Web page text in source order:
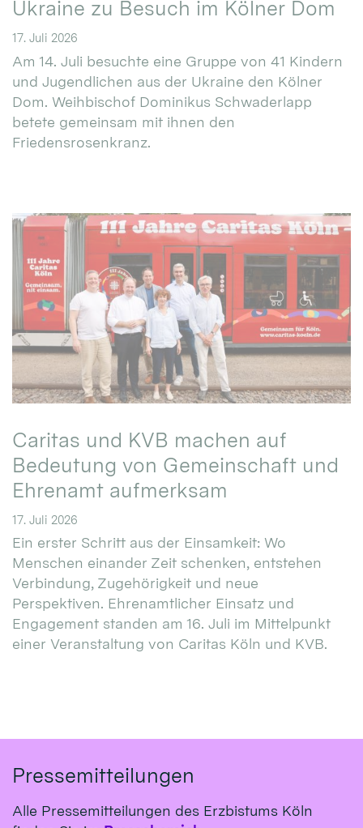
Ukraine zu Besuch im Kölner Dom
17. Juli 2026
Am 14. Juli besuchte eine Gruppe von 41 Kindern
und Jugendlichen aus der Ukraine den Kölner
Dom. Weihbischof Dominikus Schwaderlapp
betete gemeinsam mit ihnen den
Friedensrosenkranz.
Caritas und KVB machen auf
Bedeutung von Gemeinschaft und
Ehrenamt aufmerksam
17. Juli 2026
Ein erster Schritt aus der Einsamkeit: Wo
Menschen einander Zeit schenken, entstehen
Verbindung, Zugehörigkeit und neue
Perspektiven. Ehrenamtlicher Einsatz und
Engagement standen am 16. Juli im Mittelpunkt
einer Veranstaltung von Caritas Köln und KVB.
Pressemitteilungen
Alle Pressemitteilungen des Erzbistums Köln